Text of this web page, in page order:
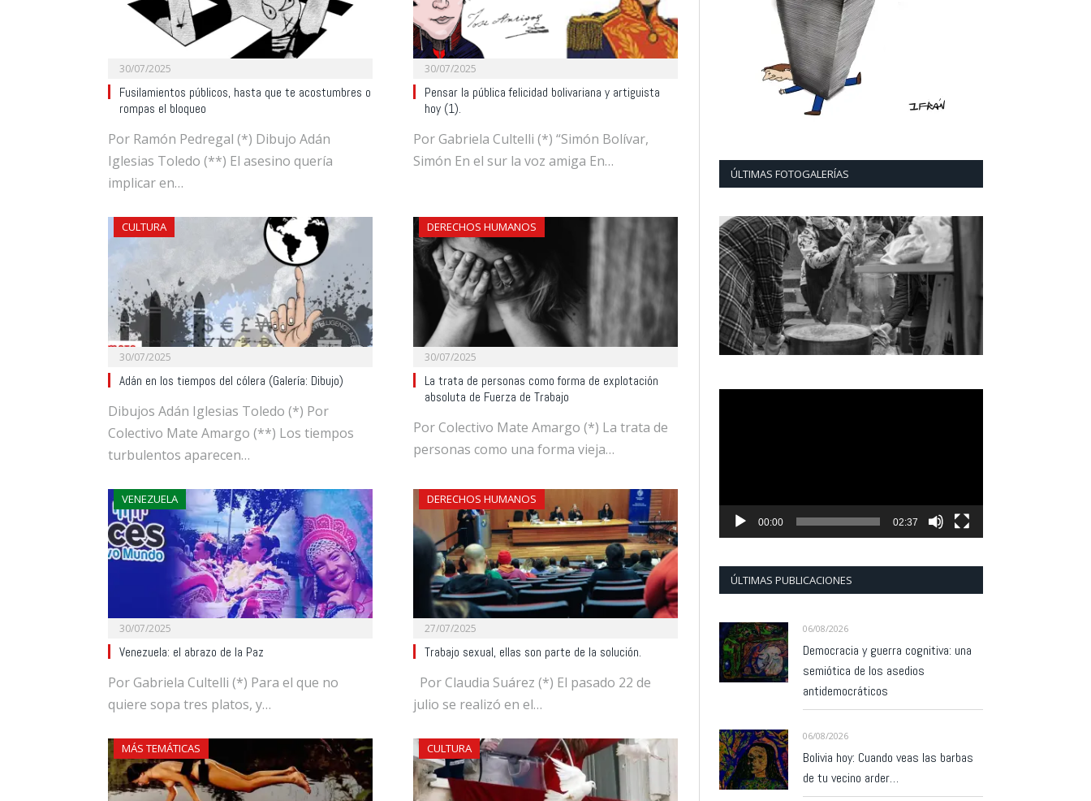
30/07/2025
Fusilamientos públicos, hasta que te acostumbres o
rompas el bloqueo
Por Ramón Pedregal (*) Dibujo Adán
Iglesias Toledo (**) El asesino quería
implicar en…
30/07/2025
Pensar la pública felicidad bolivariana y artiguista
hoy (1).
Por Gabriela Cultelli (*) “Simón Bolívar,
Simón En el sur la voz amiga En…
CULTURA
30/07/2025
Adán en los tiempos del cólera (Galería: Dibujo)
Dibujos Adán Iglesias Toledo (*) Por
Colectivo Mate Amargo (**) Los tiempos
turbulentos aparecen…
DERECHOS HUMANOS
30/07/2025
La trata de personas como forma de explotación
absoluta de Fuerza de Trabajo
Por Colectivo Mate Amargo (*) La trata de
personas como una forma vieja…
VENEZUELA
30/07/2025
Venezuela: el abrazo de la Paz
Por Gabriela Cultelli (*) Para el que no
quiere sopa tres platos, y…
DERECHOS HUMANOS
27/07/2025
Trabajo sexual, ellas son parte de la solución.
Por Claudia Suárez (*) El pasado 22 de
julio se realizó en el…
MÁS TEMÁTICAS CULTURA
ÚLTIMAS FOTOGALERÍAS
00:00 02:37
ÚLTIMAS PUBLICACIONES
06/08/2026
Democracia y guerra cognitiva: una
semiótica de los asedios
antidemocráticos
06/08/2026
Bolivia hoy: Cuando veas las barbas
de tu vecino arder…